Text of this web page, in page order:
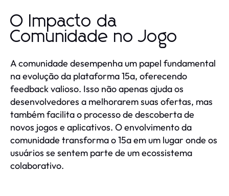
O Impacto da
Comunidade no Jogo
A comunidade desempenha um papel fundamental
na evolução da plataforma 15a, oferecendo
feedback valioso. Isso não apenas ajuda os
desenvolvedores a melhorarem suas ofertas, mas
também facilita o processo de descoberta de
novos jogos e aplicativos. O envolvimento da
comunidade transforma o 15a em um lugar onde os
usuários se sentem parte de um ecossistema
colaborativo.